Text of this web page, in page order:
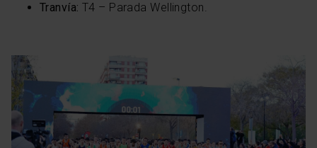
Tranvía: T4 – Parada Wellington.